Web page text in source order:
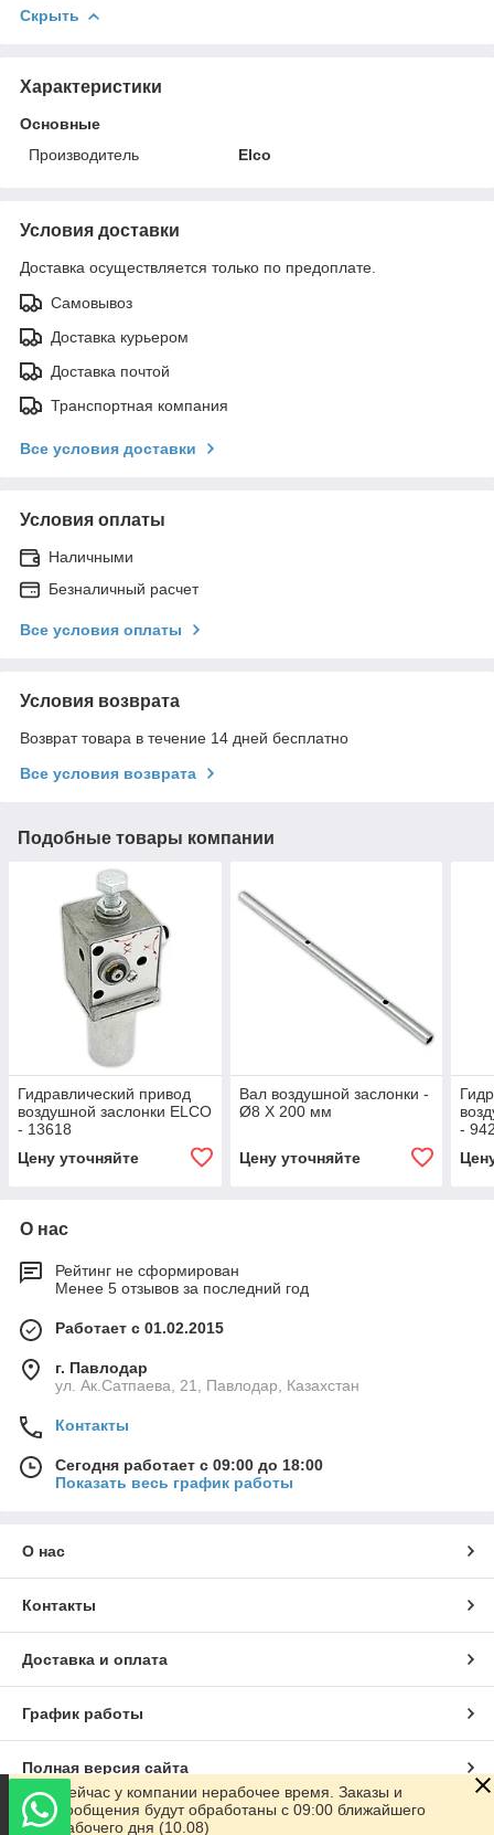
Скрыть
Характеристики
Основные
Производитель
Elco
Условия доставки
Доставка осуществляется только по предоплате.
Самовывоз
Доставка курьером
Доставка почтой
Транспортная компания
Все условия доставки
Условия оплаты
Наличными
Безналичный расчет
Все условия оплаты
Условия возврата
Возврат товара в течение 14 дней бесплатно
Все условия возврата
Подобные товары компании
Гидравлический привод
воздушной заслонки ELCO
- 13618
Цену уточняйте
Вал воздушной заслонки -
Ø8 X 200 мм
Цену уточняйте
-
О нас
Рейтинг не сформирован
Менее 5 отзывов за последний год
Работает с 01.02.2015
г. Павлодар
ул. Ак.Сатпаева, 21, Павлодар, Казахстан
Контакты
Сегодня работает с 09:00 до 18:00
Показать весь график работы
О нас
Контакты
Доставка и оплата
График работы
Полная версия сайта
Сайт создан на маркетплейсе
Сейчас у компании нерабочее время. Заказы и
сообщения будут обработаны с 09:00 ближайшего
рабочего дня (10.08)